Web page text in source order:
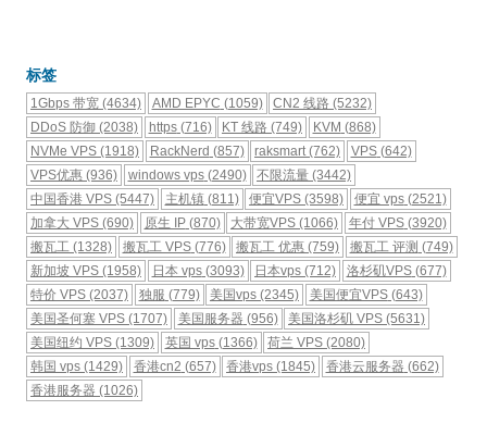
标签
1Gbps 带宽 (4634) AMD EPYC (1059) CN2 线路 (5232)
DDoS 防御 (2038) https(716) KT 线路 (749) KVM (868)
NVMe VPS (1918) RackNerd (857) raksmart(762) VPS(642)
VPS优惠 (936) windows vps(2490) 不限流量 (3442)
中国香港 VPS (5447) 主机镇(811) 便宜VPS (3598) 便宜 vps(2521)
加拿大 VPS (690) 原生 IP(870) 大带宽VPS (1066) 年付 VPS(3920)
搬瓦工 (1328) 搬瓦工 VPS(776) 搬瓦工 优惠 (759) 搬瓦工 评测 (749)
新加坡 VPS (1958) 日本 vps(3093) 日本vps (712) 洛杉矶VPS(677)
特价 VPS (2037) 独服 (779) 美国vps (2345) 美国便宜VPS(643)
美国圣何塞 VPS (1707) 美国服务器 (956) 美国洛杉矶 VPS (5631)
美国纽约 VPS (1309) 英国 vps(1366) 荷兰 VPS (2080)
韩国 vps (1429) 香港cn2 (657) 香港vps (1845) 香港云服务器 (662)
香港服务器 (1026)